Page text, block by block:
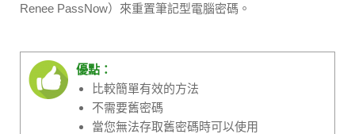
Renee PassNow）來重置筆記型電腦密碼。
優點：
比較簡單有效的方法
不需要舊密碼
當您無法存取舊密碼時可以使用